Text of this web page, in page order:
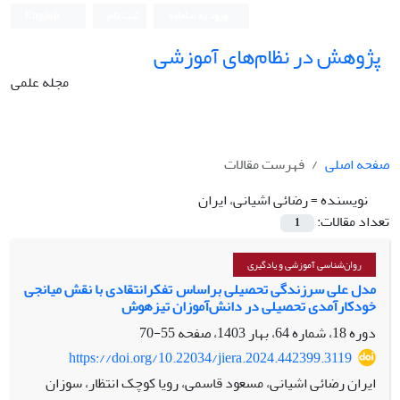
پژوهش در نظام‌های آموزشی
مجله علمی
صفحه اصلی
فهرست مقالات
نویسنده =رضائی اشیانی، ایران
تعداد مقالات:
1
روان‌شناسی آموزشی و یادگیری
مدل علی سرزندگی تحصیلی براساس تفکرانتقادی با نقش میانجی
خودکارآمدی تحصیلی در دانش‌آموزان تیزهوش
دوره 18، شماره 64، بهار 1403، صفحه
55-70
https://doi.org/10.22034/jiera.2024.442399.3119
ایران رضائی اشیانی، مسعود قاسمی، رویا کوچک انتظار، سوزان